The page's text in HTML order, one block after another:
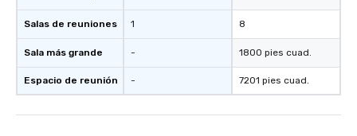
Salas de reuniones
Sala más grande
Espacio de reunión
1
-
-
8
1800 pies cuad.
7201 pies cuad.